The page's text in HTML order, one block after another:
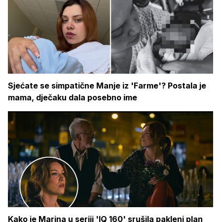
Sjećate se simpatične Manje iz 'Farme'? Postala je
mama, dječaku dala posebno ime
Kako je Marina u seriji 'IQ 160' srušila pakleni plan